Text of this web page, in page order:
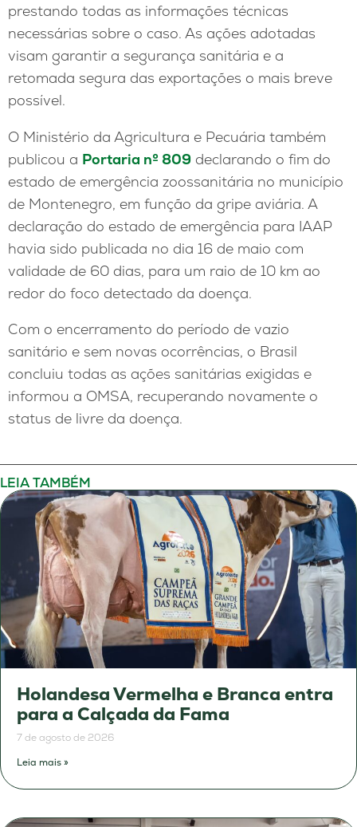
prestando todas as informações técnicas
necessárias sobre o caso. As ações adotadas
visam garantir a segurança sanitária e a
retomada segura das exportações o mais breve
possível.
O Ministério da Agricultura e Pecuária também
publicou a Portaria nº 809 declarando o fim do
estado de emergência zoossanitária no município
de Montenegro, em função da gripe aviária. A
declaração do estado de emergência para IAAP
havia sido publicada no dia 16 de maio com
validade de 60 dias, para um raio de 10 km ao
redor do foco detectado da doença.
Com o encerramento do período de vazio
sanitário e sem novas ocorrências, o Brasil
concluiu todas as ações sanitárias exigidas e
informou a OMSA, recuperando novamente o
status de livre da doença.
LEIA TAMBÉM
Holandesa Vermelha e Branca entra
para a Calçada da Fama
7 de agosto de 2026
Leia mais »